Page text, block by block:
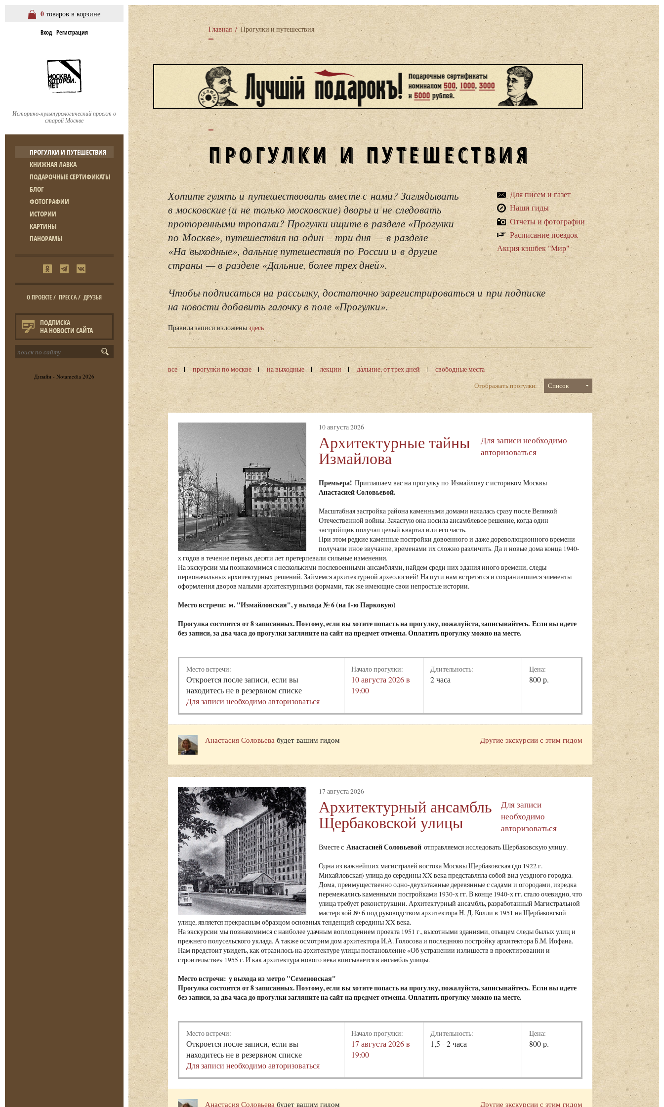
0 товаров в корзине
Вход Регистрация
Историко-культурологический проект о
старой Москве
ПРОГУЛКИ И ПУТЕШЕСТВИЯ
КНИЖНАЯ ЛАВКА
ПОДАРОЧНЫЕ СЕРТИФИКАТЫ
БЛОГ
ФОТОГРАФИИ
ИСТОРИИ
КАРТИНЫ
ПАНОРАМЫ
О ПРОЕКТЕ/ ПРЕССА/ ДРУЗЬЯ
ПОДПИСКА
НА НОВОСТИ САЙТА
Дизайн - Notamedia 2026
Главная / Прогулки и путешествия
ПРОГУЛКИ И ПУТЕШЕСТВИЯ
Для писем и газет
Наши гиды
Отчеты и фотографии
Расписание поездок
Акция кэшбек "Мир"
Хотите гулять и путешествовать вместе с нами? Заглядывать
в московские (и не только московские) дворы и не следовать
проторенными тропами? Прогулки ищите в разделе «Прогулки
по Москве», путешествия на один – три дня — в разделе
«На выходные», дальние путешествия по России и в другие
страны — в разделе «Дальние, более трех дней».
Чтобы подписаться на рассылку, достаточно зарегистрироваться и при подписке
на новости добавить галочку в поле «Прогулки».
Правила записи изложеныздесь
все прогулки по москве на выходные лекции дальние, от трех дней
свободные места
Отображать прогулки:
Список
10 августа 2026
Архитектурные тайны
Измайлова
Для записи необходимо
авторизоваться
Премьера! Приглашаем вас на прогулку по Измайлову с историком Москвы
Анастасией Соловьевой.
Масштабная застройка района каменными домами началась сразу после Великой
Отечественной войны. Зачастую она носила ансамблевое решение, когда один
застройщик получал целый квартал или его часть.
При этом редкие каменные постройки довоенного и даже дореволюционного времени
получали иное звучание, временами их сложно различить. Да и новые дома конца 1940-
х годов в течение первых десяти лет претерпевали сильные изменения.
На экскурсии мы познакомимся с несколькими послевоенными ансамблями, найдем среди них здания иного времени, следы
первоначальных архитектурных решений. Займемся архитектурной археологией! На пути нам встретятся и сохранившиеся элементы
оформления дворов малыми архитектурными формами, так же имеющие свои непростые истории.
Место встречи: м. "Измайловская", у выхода № 6 (на 1-ю Парковую)
Прогулка состоится от 8 записанных. Поэтому, если вы хотите попасть на прогулку, пожалуйста, записывайтесь. Если вы идете
без записи, за два часа до прогулки загляните на сайт на предмет отмены. Оплатить прогулку можно на месте.
Место встречи:
Откроется после записи, если вы
находитесь не в резервном списке
Для записи необходимо авторизоваться
Начало прогулки:
10 августа 2026 в
19:00
Длительность:
2 часа
Цена:
800 р.
Другие экскурсии с этим гидом
Анастасия Соловьева будет вашим гидом
17 августа 2026
Архитектурный ансамбль
Щербаковской улицы
Для записи
необходимо
авторизоваться
Вместе с Анастасией Соловьевой отправляемся исследовать Щербаковскую улицу.
Одна из важнейших магистралей востока Москвы Щербаковская (до 1922 г.
Михайловская) улица до середины XX века представляла собой вид уездного городка.
Дома, преимущественно одно-двухэтажные деревянные с садами и огородами, изредка
перемежались каменными постройками 1930-х гг. В конце 1940-х гг. стало очевидно, что
улица требует реконструкции. Архитектурный ансамбль, разработанный Магистральной
мастерской № 6 под руководством архитектора Н. Д. Колли в 1951 на Щербаковской
улице, является прекрасным образцом основных тенденций середины XX века.
На экскурсии мы познакомимся с наиболее удачным воплощением проекта 1951 г., высотными зданиями, отыщем следы былых улиц и
прежнего полусельского уклада. А также осмотрим дом архитектора И.А. Голосова и последнюю постройку архитектора Б.М. Иофана.
Нам предстоит увидеть, как отразилось на архитектуре улицы постановление «Об устранении излишеств в проектировании и
строительстве» 1955 г. И как архитектура нового века вписывается в ансамбль улицы.
Место встречи: у выхода из метро "Семеновская"
Прогулка состоится от 8 записанных. Поэтому, если вы хотите попасть на прогулку, пожалуйста, записывайтесь. Если вы идете
без записи, за два часа до прогулки загляните на сайт на предмет отмены. Оплатить прогулку можно на месте.
Место встречи:
Откроется после записи, если вы
находитесь не в резервном списке
Для записи необходимо авторизоваться
Начало прогулки:
17 августа 2026 в
19:00
Длительность:
1,5 - 2 часа
Цена:
800 р.
Другие экскурсии с этим гидом
Анастасия Соловьева будет вашим гидом